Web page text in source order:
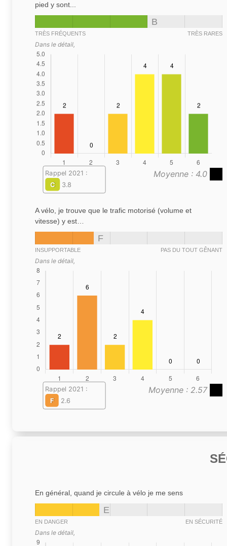
pied y sont...
B
TRÈS FRÉQUENTS TRÈS RARES
Dans le détail,
Moyenne : 4.0
Rappel 2021 :
C
3.8
A vélo, je trouve que le trafic motorisé (volume et
vitesse) y est…
F
INSUPPORTABLE PAS DU TOUT GÊNANT
Dans le détail,
Moyenne : 2.57
Rappel 2021 :
F
2.6
En général, quand je circule à vélo je me sens
E
EN DANGER EN SÉCURITÉ
Dans le détail,